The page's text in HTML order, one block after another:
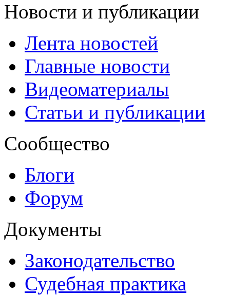
Новости и публикации
Лента новостей
Главные новости
Видеоматериалы
Статьи и публикации
Сообщество
Блоги
Форум
Документы
Законодательство
Судебная практика